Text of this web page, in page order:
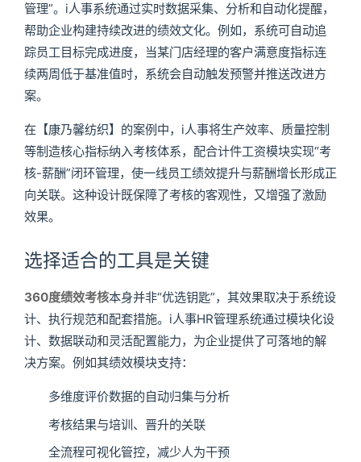
管理”。i人事系统通过实时数据采集、分析和自动化提醒，
帮助企业构建持续改进的绩效文化。例如，系统可自动追
踪员工目标完成进度，当某门店经理的客户满意度指标连
续两周低于基准值时，系统会自动触发预警并推送改进方
案。
在【康乃馨纺织】的案例中，i人事将生产效率、质量控制
等制造核心指标纳入考核体系，配合计件工资模块实现“考
核-薪酬”闭环管理，使一线员工绩效提升与薪酬增长形成正
向关联。这种设计既保障了考核的客观性，又增强了激励
效果。
选择适合的工具是关键
360度绩效考核本身并非“优选钥匙”，其效果取决于系统设
计、执行规范和配套措施。i人事HR管理系统通过模块化设
计、数据联动和灵活配置能力，为企业提供了可落地的解
决方案。例如其绩效模块支持：
多维度评价数据的自动归集与分析
考核结果与培训、晋升的关联
全流程可视化管控，减少人为干预